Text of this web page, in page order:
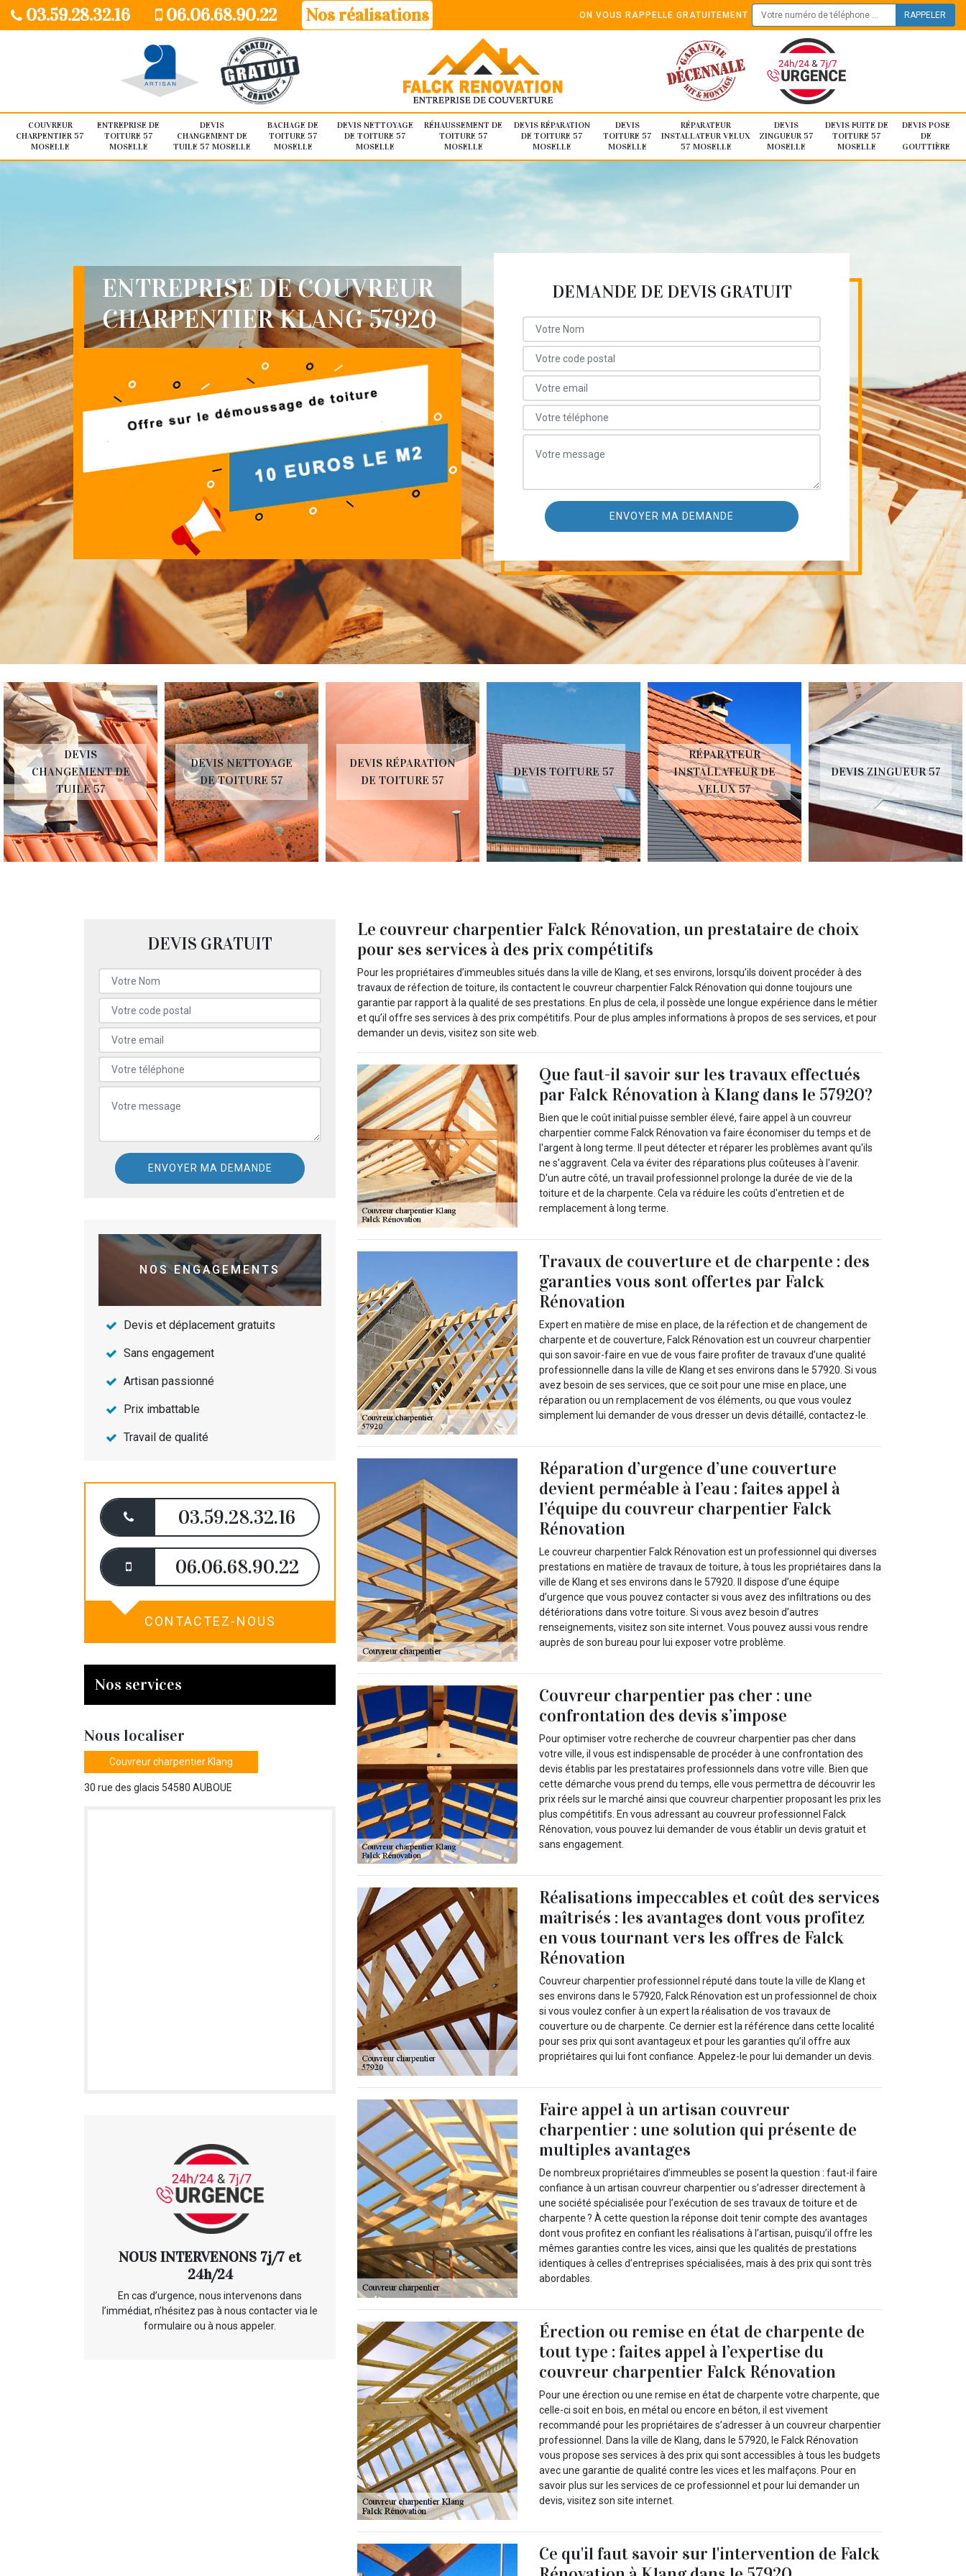
03.59.28.32.16 06.06.68.90.22 Nos réalisations ON VOUS RAPPELLE GRATUITEMENT
COUVREUR
CHARPENTIER 57
MOSELLE
ENTREPRISE DE
TOITURE 57
MOSELLE
DEVIS
CHANGEMENT DE
TUILE 57 MOSELLE
BACHAGE DE
TOITURE 57
MOSELLE
DEVIS NETTOYAGE
DE TOITURE 57
MOSELLE
RÉHAUSSEMENT DE
TOITURE 57
MOSELLE
DEVIS RÉPARATION
DE TOITURE 57
MOSELLE
DEVIS
TOITURE 57
MOSELLE
RÉPARATEUR
INSTALLATEUR VELUX
57 MOSELLE
DEVIS
ZINGUEUR 57
MOSELLE
DEVIS FUITE DE
TOITURE 57
MOSELLE
DEVIS POSE
DE
GOUTTIÈRE
ENTREPRISE DE COUVREUR
CHARPENTIER KLANG 57920
DEMANDE DE DEVIS GRATUIT
DEVIS
CHANGEMENT DE
TUILE 57
DEVIS NETTOYAGE
DE TOITURE 57
DEVIS RÉPARATION
DE TOITURE 57
DEVIS TOITURE 57
RÉPARATEUR
INSTALLATEUR DE
VELUX 57
DEVIS ZINGUEUR 57
DEVIS GRATUIT
NOS ENGAGEMENTS
Devis et déplacement gratuits
Sans engagement
Artisan passionné
Prix imbattable
Travail de qualité
03.59.28.32.16
06.06.68.90.22
CONTACTEZ-NOUS
Nos services
Nous localiser
Couvreur charpentier Klang
30 rue des glacis 54580 AUBOUE
NOUS INTERVENONS 7j/7 et
24h/24
En cas d’urgence, nous intervenons dans
l’immédiat, n’hésitez pas à nous contacter via le
formulaire ou à nous appeler.
Le couvreur charpentier Falck Rénovation, un prestataire de choix
pour ses services à des prix compétitifs
Pour les propriétaires d’immeubles situés dans la ville de Klang, et ses environs, lorsqu’ils doivent procéder à des
travaux de réfection de toiture, ils contactent le couvreur charpentier Falck Rénovation qui donne toujours une
garantie par rapport à la qualité de ses prestations. En plus de cela, il possède une longue expérience dans le métier
et qu’il offre ses services à des prix compétitifs. Pour de plus amples informations à propos de ses services, et pour
demander un devis, visitez son site web.
Que faut-il savoir sur les travaux effectués
par Falck Rénovation à Klang dans le 57920?
Bien que le coût initial puisse sembler élevé, faire appel à un couvreur
charpentier comme Falck Rénovation va faire économiser du temps et de
l'argent à long terme. Il peut détecter et réparer les problèmes avant qu'ils
ne s'aggravent. Cela va éviter des réparations plus coûteuses à l'avenir.
D'un autre côté, un travail professionnel prolonge la durée de vie de la
toiture et de la charpente. Cela va réduire les coûts d'entretien et de
remplacement à long terme.
Travaux de couverture et de charpente : des
garanties vous sont offertes par Falck
Rénovation
Expert en matière de mise en place, de la réfection et de changement de
charpente et de couverture, Falck Rénovation est un couvreur charpentier
qui son savoir-faire en vue de vous faire profiter de travaux d’une qualité
professionnelle dans la ville de Klang et ses environs dans le 57920. Si vous
avez besoin de ses services, que ce soit pour une mise en place, une
réparation ou un remplacement de vos éléments, ou que vous voulez
simplement lui demander de vous dresser un devis détaillé, contactez-le.
Réparation d’urgence d’une couverture
devient perméable à l’eau : faites appel à
l’équipe du couvreur charpentier Falck
Rénovation
Le couvreur charpentier Falck Rénovation est un professionnel qui diverses
prestations en matière de travaux de toiture, à tous les propriétaires dans la
ville de Klang et ses environs dans le 57920. Il dispose d’une équipe
d’urgence que vous pouvez contacter si vous avez des infiltrations ou des
détériorations dans votre toiture. Si vous avez besoin d’autres
renseignements, visitez son site internet. Vous pouvez aussi vous rendre
auprès de son bureau pour lui exposer votre problème.
Couvreur charpentier pas cher : une
confrontation des devis s’impose
Pour optimiser votre recherche de couvreur charpentier pas cher dans
votre ville, il vous est indispensable de procéder à une confrontation des
devis établis par les prestataires professionnels dans votre ville. Bien que
cette démarche vous prend du temps, elle vous permettra de découvrir les
prix réels sur le marché ainsi que couvreur charpentier proposant les prix les
plus compétitifs. En vous adressant au couvreur professionnel Falck
Rénovation, vous pouvez lui demander de vous établir un devis gratuit et
sans engagement.
Réalisations impeccables et coût des services
maîtrisés : les avantages dont vous profitez
en vous tournant vers les offres de Falck
Rénovation
Couvreur charpentier professionnel réputé dans toute la ville de Klang et
ses environs dans le 57920, Falck Rénovation est un professionnel de choix
si vous voulez confier à un expert la réalisation de vos travaux de
couverture ou de charpente. Ce dernier est la référence dans cette localité
pour ses prix qui sont avantageux et pour les garanties qu’il offre aux
propriétaires qui lui font confiance. Appelez-le pour lui demander un devis.
Faire appel à un artisan couvreur
charpentier : une solution qui présente de
multiples avantages
De nombreux propriétaires d’immeubles se posent la question : faut-il faire
confiance à un artisan couvreur charpentier ou s’adresser directement à
une société spécialisée pour l’exécution de ses travaux de toiture et de
charpente ? À cette question la réponse doit tenir compte des avantages
dont vous profitez en confiant les réalisations à l’artisan, puisqu’il offre les
mêmes garanties contre les vices, ainsi que les qualités de prestations
identiques à celles d’entreprises spécialisées, mais à des prix qui sont très
abordables.
Érection ou remise en état de charpente de
tout type : faites appel à l’expertise du
couvreur charpentier Falck Rénovation
Pour une érection ou une remise en état de charpente votre charpente, que
celle-ci soit en bois, en métal ou encore en béton, il est vivement
recommandé pour les propriétaires de s’adresser à un couvreur charpentier
professionnel. Dans la ville de Klang, dans le 57920, le Falck Rénovation
vous propose ses services à des prix qui sont accessibles à tous les budgets
avec une garantie de qualité contre les vices et les malfaçons. Pour en
savoir plus sur les services de ce professionnel et pour lui demander un
devis, visitez son site internet.
Ce qu'il faut savoir sur l'intervention de Falck